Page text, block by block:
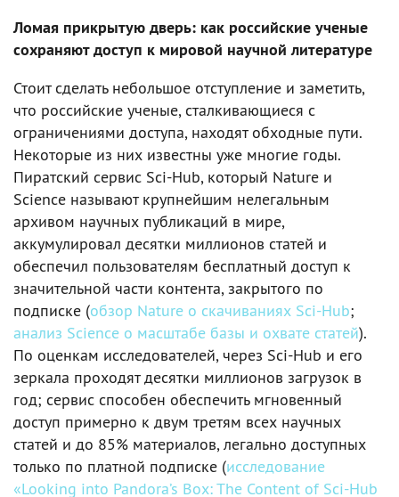
Ломая прикрытую дверь: как российские ученые
сохраняют доступ к мировой научной литературе
Стоит сделать небольшое отступление и заметить,
что российские ученые, сталкивающиеся с
ограничениями доступа, находят обходные пути.
Некоторые из них известны уже многие годы.
Пиратский сервис Sci‑Hub, который Nature и
Science называют крупнейшим нелегальным
архивом научных публикаций в мире,
аккумулировал десятки миллионов статей и
обеспечил пользователям бесплатный доступ к
значительной части контента, закрытого по
подписке (обзор Nature о скачиваниях Sci‑Hub;
анализ Science о масштабе базы и охвате статей).
По оценкам исследователей, через Sci‑Hub и его
зеркала проходят десятки миллионов загрузок в
год; сервис способен обеспечить мгновенный
доступ примерно к двум третям всех научных
статей и до 85% материалов, легально доступных
только по платной подписке (исследование
«Looking into Pandora’s Box: The Content of Sci‑Hub